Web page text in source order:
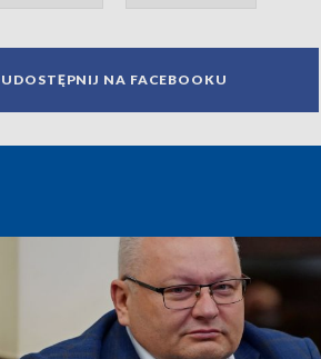
UDOSTĘPNIJ NA FACEBOOKU